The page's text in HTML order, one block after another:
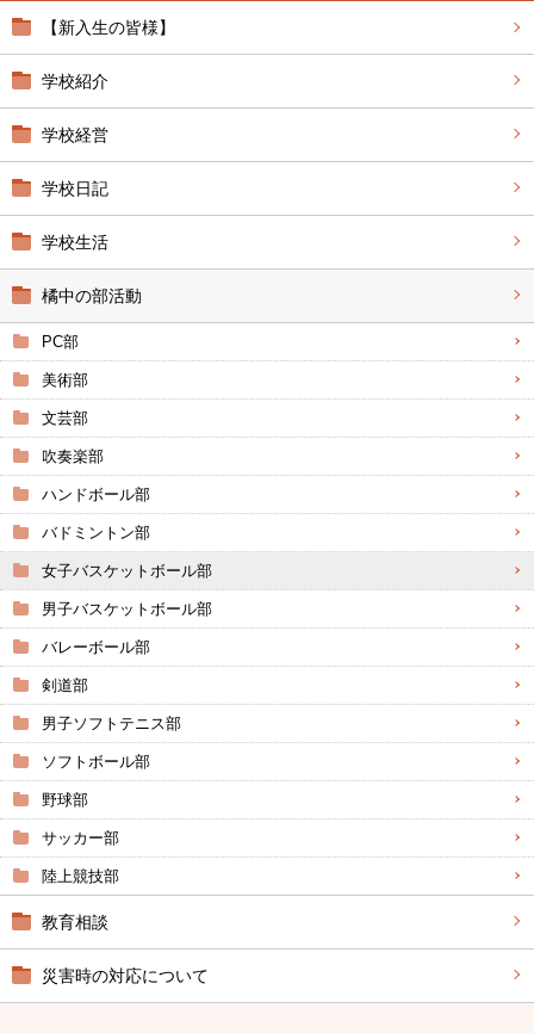
【新入生の皆様】
学校紹介
学校経営
学校日記
学校生活
橘中の部活動
PC部
美術部
文芸部
吹奏楽部
ハンドボール部
バドミントン部
女子バスケットボール部
男子バスケットボール部
バレーボール部
剣道部
男子ソフトテニス部
ソフトボール部
野球部
サッカー部
陸上競技部
教育相談
災害時の対応について